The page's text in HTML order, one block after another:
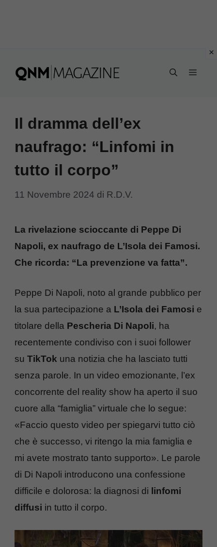
Il dramma dell’ex
naufrago: “Linfomi in
tutto il corpo”
11 Novembre 2024 di R.D.V.
La rivelazione scioccante di Peppe Di
Napoli, ex naufrago de L’Isola dei Famosi.
Che ricorda: “La prevenzione va fatta”.
Peppe Di Napoli, noto al grande pubblico per
la sua partecipazione a L’Isola dei Famosi e
titolare della Pescheria Di Napoli, ha
recentemente condiviso con i suoi follower
su TikTok una notizia che ha lasciato tutti
senza parole. In un video emozionante, l’ex
concorrente del reality show ha aperto il suo
cuore alla “famiglia” virtuale che lo segue:
«Faccio questo video per spiegarvi tutto ciò
che è successo, vi ritengo la mia famiglia e
mi avete mostrato tanto supporto». Le parole
di Di Napoli introducono una confessione
difficile e dolorosa: la diagnosi di linfomi
diffusi in tutto il corpo.